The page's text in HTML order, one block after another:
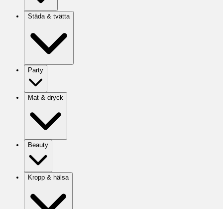
Städa & tvätta
Party
Mat & dryck
Beauty
Kropp & hälsa